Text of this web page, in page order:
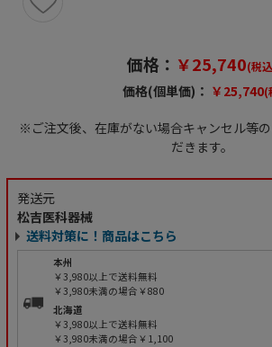
価格： ￥25,740(税
価格(個単価)： ￥25,740(
※ご注文後、在庫がない場合キャンセル等
だきます。
発送元
松吉医科器械
送料対策に！商品はこちら
本州
￥3,980以上で送料無料
￥3,980未満の場合￥880
北海道
￥3,980以上で送料無料
￥3,980未満の場合￥1,100